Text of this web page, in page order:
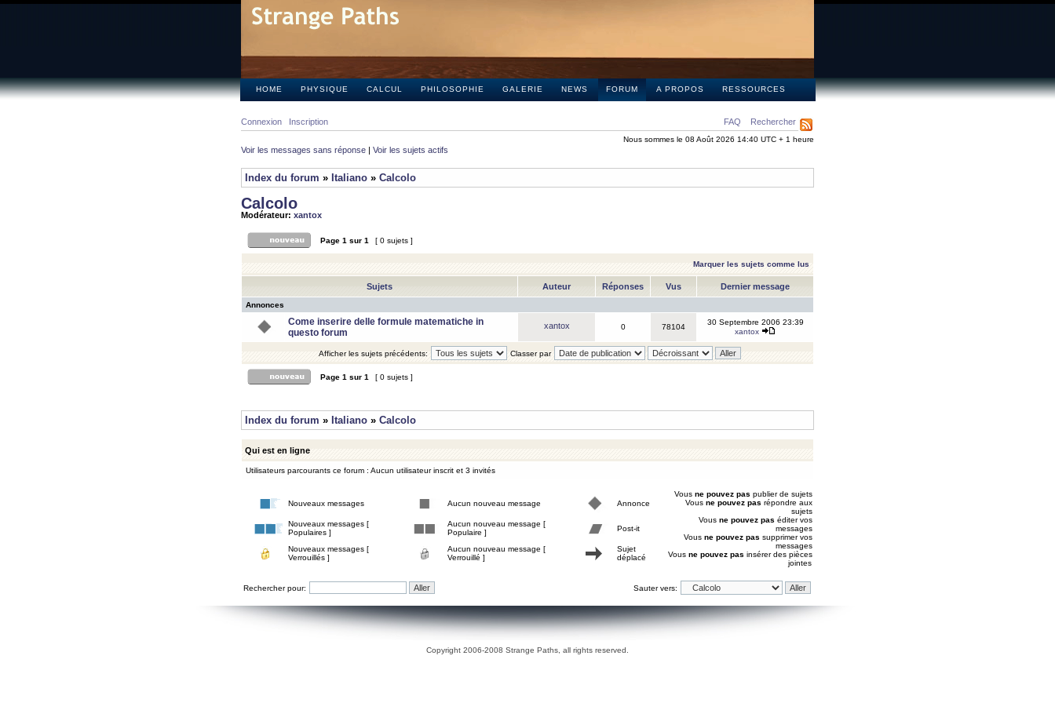
HOME PHYSIQUE CALCUL PHILOSOPHIE GALERIE NEWS FORUM A PROPOS RESSOURCES
FAQ Rechercher
Connexion Inscription
Nous sommes le 08 Août 2026 14:40 UTC + 1 heure
Voir les messages sans réponse | Voir les sujets actifs
Index du forum » Italiano » Calcolo
Calcolo
Modérateur: xantox
Page 1 sur 1 [ 0 sujets ]
Marquer les sujets comme lus
Sujets Auteur Réponses Vus Dernier message
Annonces
Come inserire delle formule matematiche in
questo forum
xantox 0 78104
30 Septembre 2006 23:39
xantox
Afficher les sujets précédents: Classer par
Page 1 sur 1 [ 0 sujets ]
Index du forum » Italiano » Calcolo
Qui est en ligne
Utilisateurs parcourants ce forum : Aucun utilisateur inscrit et 3 invités
Nouveaux messages Aucun nouveau message Annonce
Nouveaux messages [
Populaires ]
Aucun nouveau message [
Populaire ]
Post-it
Nouveaux messages [
Verrouillés ]
Aucun nouveau message [
Verrouillé ]
Sujet
déplacé
Vous ne pouvez pas publier de sujets
Vous ne pouvez pas répondre aux
sujets
Vous ne pouvez pas éditer vos
messages
Vous ne pouvez pas supprimer vos
messages
Vous ne pouvez pas insérer des pièces
jointes
Rechercher pour: Sauter vers:
Copyright 2006-2008 Strange Paths, all rights reserved.